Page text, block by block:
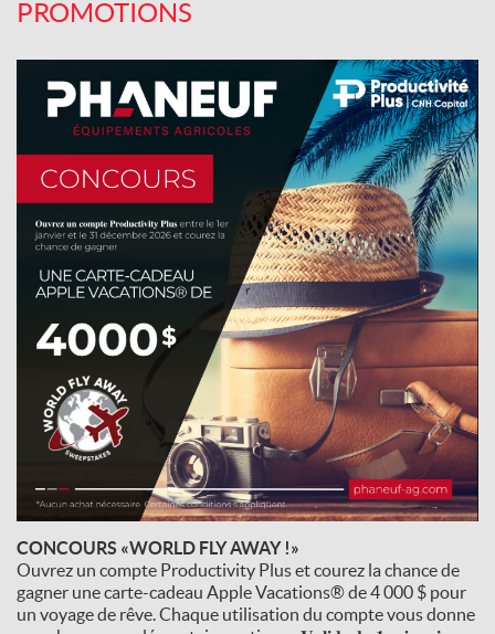
PROMOTIONS
CONCOURS «WORLD FLY AWAY !»
Ouvrez un compte Productivity Plus et courez la chance de
gagner une carte-cadeau Apple Vacations® de 4 000 $ pour
un voyage de rêve. Chaque utilisation du compte vous donne